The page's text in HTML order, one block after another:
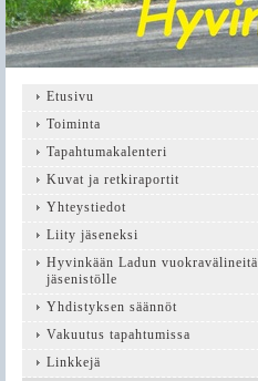
Etusivu
Toiminta
Tapahtumakalenteri
Kuvat ja retkiraportit
Yhteystiedot
Liity jäseneksi
Hyvinkään Ladun vuokravälineitä
jäsenistölle
Yhdistyksen säännöt
Vakuutus tapahtumissa
Linkkejä